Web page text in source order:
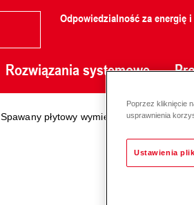
Odpowiedzialność za energię
Rozwiązania systemowe
Spawany płytowy wymiennik ciepła
Poprzez kliknięcie
usprawnienia
Ustawienia